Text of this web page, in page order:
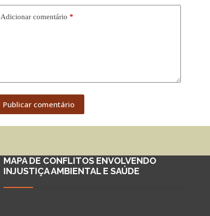
Adicionar comentário *
Publicar comentário
MAPA DE CONFLITOS ENVOLVENDO
INJUSTIÇA AMBIENTAL E SAÚDE